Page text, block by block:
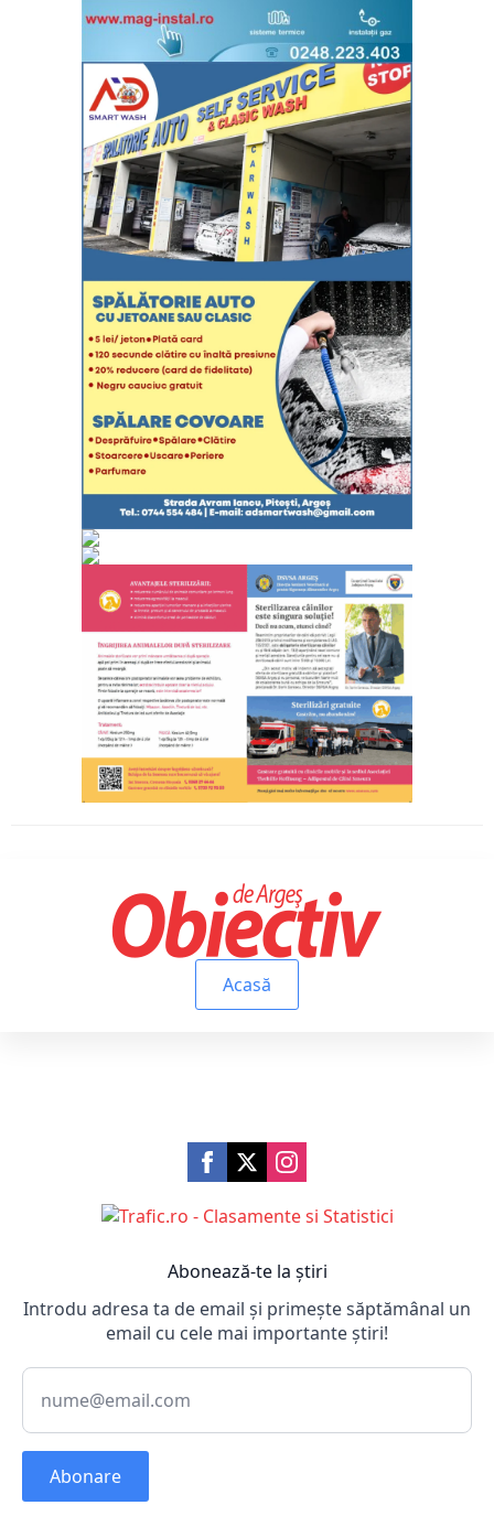
Acasă
Abonează-te la știri
Introdu adresa ta de email și primește săptămânal un
email cu cele mai importante știri!
Abonare